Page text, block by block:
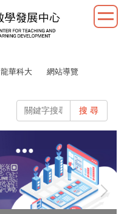
龍華科大 網站導覽
搜 尋